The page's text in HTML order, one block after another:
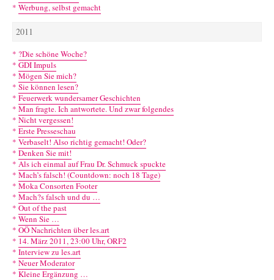
* Werbung, selbst gemacht
2011
* ?Die schöne Woche?
* GDI Impuls
* Mögen Sie mich?
* Sie können lesen?
* Feuerwerk wundersamer Geschichten
* Man fragte. Ich antwortete. Und zwar folgendes
* Nicht vergessen!
* Erste Presseschau
* Verbaselt! Also richtig gemacht! Oder?
* Denken Sie mit!
* Als ich einmal auf Frau Dr. Schmuck spuckte
* Mach’s falsch! (Countdown: noch 18 Tage)
* Moka Consorten Footer
* Mach?s falsch und du …
* Out of the past
* Wenn Sie …
* OÖ Nachrichten über les.art
* 14. März 2011, 23:00 Uhr, ORF2
* Interview zu les.art
* Neuer Moderator
* Kleine Ergänzung …